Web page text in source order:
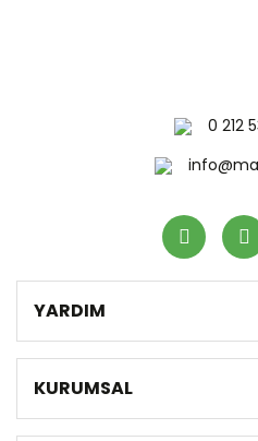
0 212
YARDIM
KURUMSAL